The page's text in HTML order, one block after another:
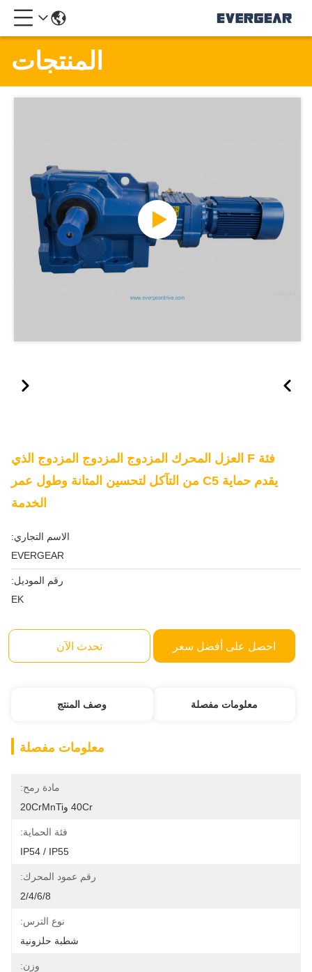
المنتجات
فئة F العزل المحرك المزدوج المزدوج المزدوج الذي
يقدم حماية C5 من التآكل لتحسين المتانة وطول عمر
الخدمة
الاسم التجاري:
EVERGEAR
رقم الموديل:
EK
احصل على أفضل سعر تحدث الآن
معلومات مفصلة وصف المنتج
معلومات مفصلة
مادة رمح:
40Cr و20CrMnTi
فئة الحماية:
IP54 / IP55
رقم عمود المحرك:
2/4/6/8
نوع الترس:
شطبة حلزونية
وزن: